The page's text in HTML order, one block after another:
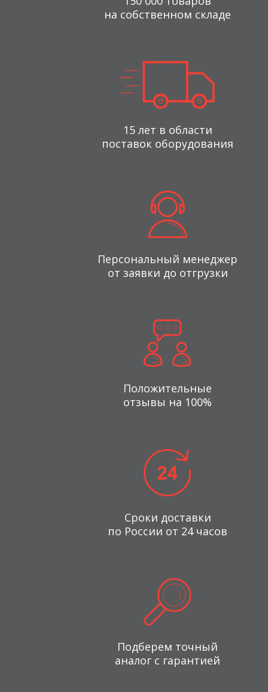
на собственном складе
15 лет в области
поставок оборудования
Персональный менеджер
от заявки до отгрузки
Положительные
отзывы на 100%
Сроки доставки
по России от 24 часов
Подберем точный
аналог с гарантией